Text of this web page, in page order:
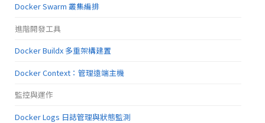
Docker Swarm 叢集編排
進階開發工具
Docker Buildx 多重架構建置
Docker Context：管理遠端主機
監控與運作
Docker Logs 日誌管理與狀態監測